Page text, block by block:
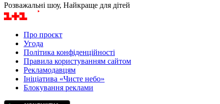
Розважальні шоу, Найкраще для дітей
Про проєкт
Угода
Політика конфіденційності
Правила користуванням сайтом
Рекламодавцям
Ініціатива «Чисте небо»
Блокування реклами